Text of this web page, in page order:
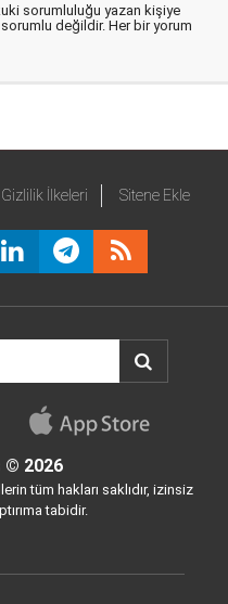
sorumluluğu yazan kişiye
değildir. Her bir yorum
Gizlilik İlkeleri Sitene Ekle
© 2026
tüm hakları saklıdır, izinsiz
tabidir.